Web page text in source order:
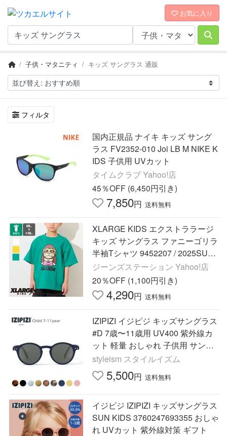
お気に入り
子供・マタニティ キッズ サングラス 通販
フィルタ
国内正規品 ナイキ キッズ サング
ラス FV2352-010 Joi LB M NIKE K
IDS 子供用 UVカット
タイムクラブ Yahoo!店
45％OFF (6,450円引き)
7,850円 送料無料
XLARGE KIDS エクストララージ
キッズ サングラス ファニーゴリラ
半袖Tシャツ 9452207 / 2025SUM
MER
ジーンズステーション Yahoo!店
20％OFF (1,100円引き)
4,290円 送料無料
IZIPIZI イジピジ キッズサングラス
#D 7歳〜11歳用 UV400 紫外線カ
ット 軽量 おしゃれ 子供用 サング
ラス キッズアイウェア 軽量 通学
旅行
styleism スタイルイズム
5,500円 送料無料
イジピジ IZIPIZI キッズサングラス
SUN KIDS 3760247693355 おしゃ
れ UVカット 紫外線対策 ギフト